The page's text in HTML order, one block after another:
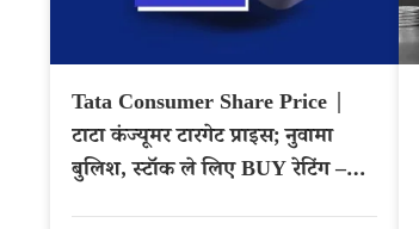
Tata Consumer Share Price |
टाटा कंज्यूमर टारगेट प्राइस; नुवामा
बुलिश, स्टॉक ले लिए BUY रेटिंग –